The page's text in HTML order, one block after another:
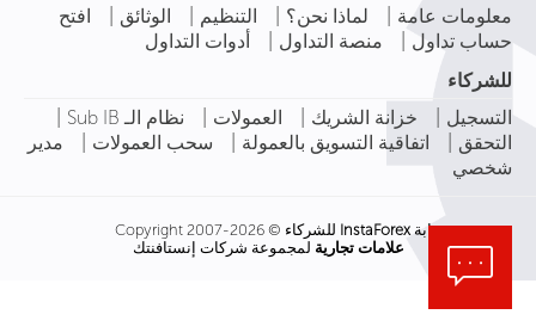
معلومات عامة | لماذا نحن؟ | التنظيم | الوثائق |
افتح
حساب تداول | منصة التداول |
أدوات التداول
للشركاء
التسجيل | خزانة الشريك | العمولات | نظام الـ Sub IB |
التحقق | اتفاقية التسويق بالعمولة | سحب العمولات |
مدير
شخصي
بوابة InstaForex للشركاء © Copyright 2007-2026
علامات تجارية لمجموعة شركات إنستافنتك